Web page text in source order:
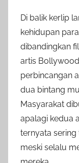
Di balik kerlip
kehidupan
dibandingkan
artis
perbincangan
dua bintang
Masyarakat
apalagi kedua
ternyata sering
meski selalu